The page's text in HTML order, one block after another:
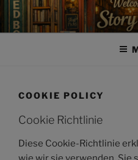
Zum
Inhalt
springen
COOKIE POLICY
Cookie Richtlinie
Diese Cookie-Richtlinie